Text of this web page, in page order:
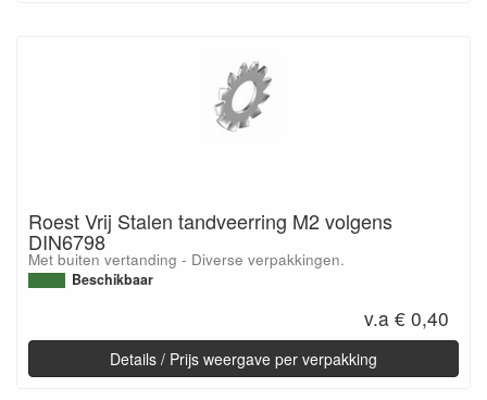
Roest Vrij Stalen tandveerring M2 volgens
DIN6798
Met buiten vertanding - Diverse verpakkingen.
Beschikbaar
v.a € 0,40
Details / Prijs weergave per verpakking